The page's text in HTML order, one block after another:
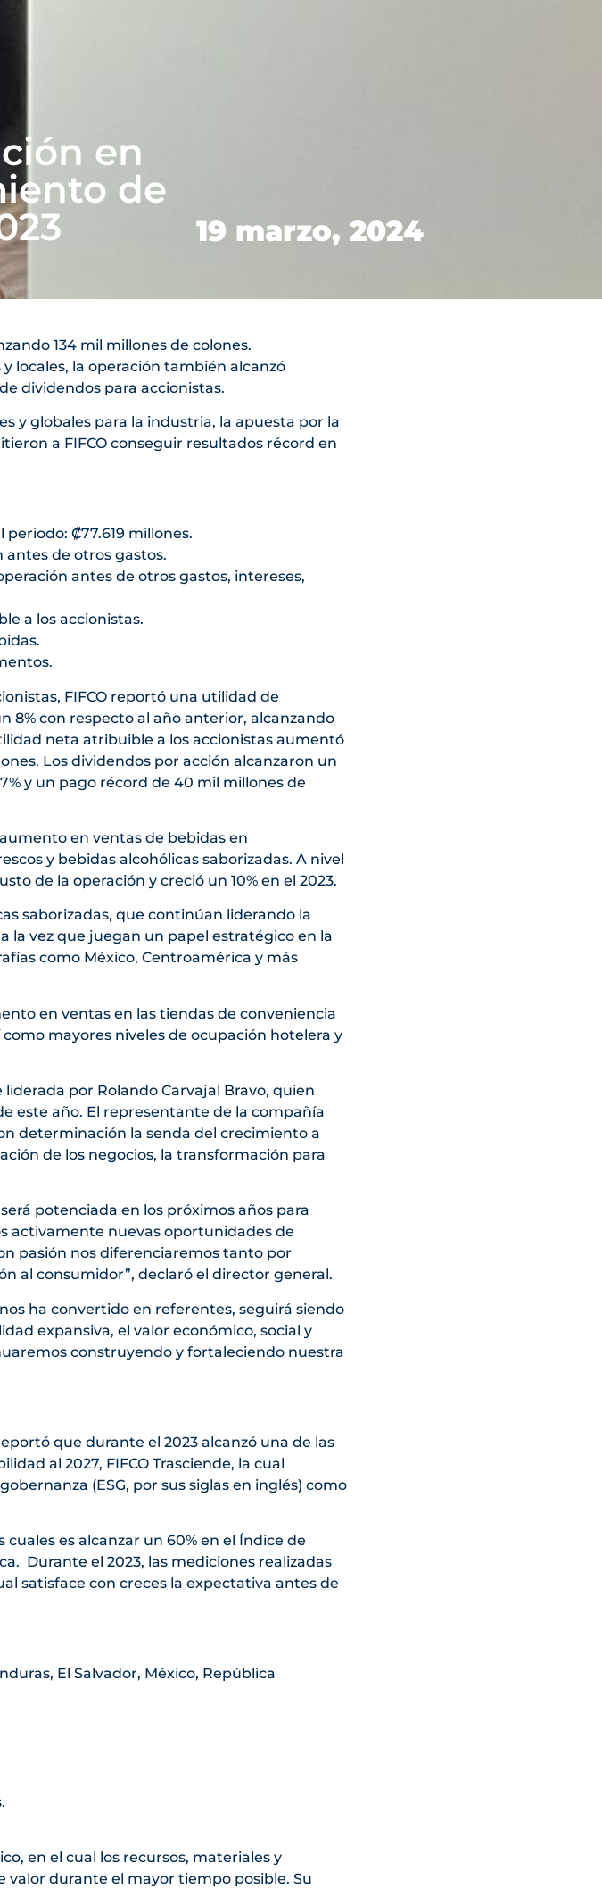
en
de
19 marzo, 2024
134 mil millones de colones.
locales, la operación también alcanzó
dividendos para accionistas.
y globales para la industria, la apuesta por la
a FIFCO conseguir resultados récord en
₡77.619 millones.
de otros gastos.
antes de otros gastos, intereses,
a los accionistas.
FIFCO reportó una utilidad de
8% con respecto al año anterior, alcanzando
neta atribuible a los accionistas aumentó
Los dividendos por acción alcanzaron un
y un pago récord de 40 mil millones de
en ventas de bebidas en
y bebidas alcohólicas saborizadas. A nivel
de la operación y creció un 10% en el 2023.
saborizadas, que continúan liderando la
la vez que juegan un papel estratégico en la
como México, Centroamérica y más
en ventas en las tiendas de conveniencia
mayores niveles de ocupación hotelera y
por Rolando Carvajal Bravo, quien
este año. El representante de la compañía
determinación la senda del crecimiento a
de los negocios, la transformación para
potenciada en los próximos años para
activamente nuevas oportunidades de
pasión nos diferenciaremos tanto por
al consumidor”, declaró el director general.
ha convertido en referentes, seguirá siendo
expansiva, el valor económico, social y
construyendo y fortaleciendo nuestra
que durante el 2023 alcanzó una de las
al 2027, FIFCO Trasciende, la cual
(ESG, por sus siglas en inglés) como
es alcanzar un 60% en el Índice de
Durante el 2023, las mediciones realizadas
satisface con creces la expectativa antes de
El Salvador, México, República
en el cual los recursos, materiales y
durante el mayor tiempo posible. Su